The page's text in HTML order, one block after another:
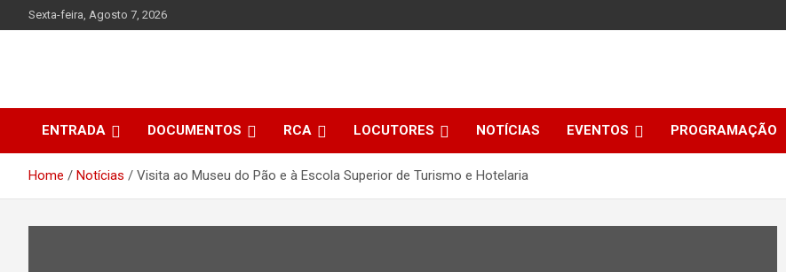
to
Sexta-feira, Agosto 7, 2026
ENTRADA DOCUMENTOS RCA LOCUTORES NOTÍCIAS EVENTOS PROGRAMAÇÃO
Home Notícias Visita ao Museu do Pão e à Escola Superior de Turismo e Hotelaria